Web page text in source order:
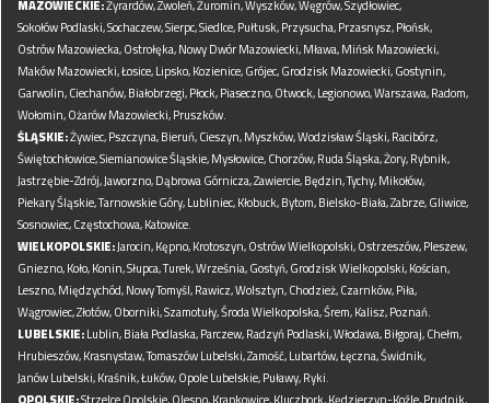
MAZOWIECKIE:Żyrardów,Zwoleń,Żuromin,Wyszków,Węgrów,Szydłowiec,
Sokołów Podlaski,Sochaczew,Sierpc,Siedlce,Pułtusk,Przysucha,Przasnysz,Płońsk,
Ostrów Mazowiecka,Ostrołęka,Nowy Dwór Mazowiecki,Mława,Mińsk Mazowiecki,
Maków Mazowiecki,Łosice,Lipsko,Kozienice,Grójec,Grodzisk Mazowiecki,Gostynin,
Garwolin,Ciechanów,Białobrzegi,Płock,Piaseczno,Otwock,Legionowo,Warszawa,Radom,
Wołomin,Ożarów Mazowiecki,Pruszków.
ŚLĄSKIE:Żywiec,Pszczyna,Bieruń,Cieszyn,Myszków,Wodzisław Śląski,Racibórz,
Świętochłowice,Siemianowice Śląskie,Mysłowice,Chorzów,Ruda Śląska,Żory,Rybnik,
Jastrzębie-Zdrój,Jaworzno,Dąbrowa Górnicza,Zawiercie,Będzin,Tychy,Mikołów,
Piekary Śląskie,Tarnowskie Góry,Lubliniec,Kłobuck,Bytom,Bielsko-Biała,Zabrze,Gliwice,
Sosnowiec,Częstochowa,Katowice.
WIELKOPOLSKIE:Jarocin,Kępno,Krotoszyn,Ostrów Wielkopolski,Ostrzeszów,Pleszew,
Gniezno,Koło,Konin,Słupca,Turek,Września,Gostyń,Grodzisk Wielkopolski,Kościan,
Leszno,Międzychód,Nowy Tomyśl,Rawicz,Wolsztyn,Chodzież,Czarnków,Piła,
Wągrowiec,Złotów,Oborniki,Szamotuły,Środa Wielkopolska,Śrem,Kalisz,Poznań.
LUBELSKIE:Lublin,Biała Podlaska,Parczew,Radzyń Podlaski,Włodawa,Biłgoraj,Chełm,
Hrubieszów,Krasnystaw,Tomaszów Lubelski,Zamość,Lubartów,Łęczna,Świdnik,
Janów Lubelski,Kraśnik,Łuków,Opole Lubelskie,Puławy,Ryki.